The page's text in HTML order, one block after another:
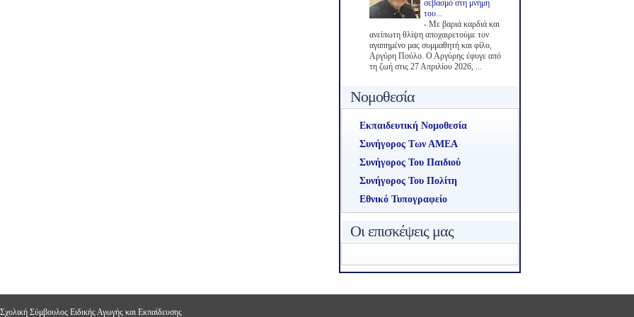
σεβασμό στη μνήμη
του...
- Με βαριά καρδιά και
ανείπωτη θλίψη αποχαιρετούμε τον
αγαπημένο μας συμμαθητή και φίλο,
Αργύρη Πούλο. Ο Αργύρης έφυγε από
τη ζωή στις 27 Απριλίου 2026, ...
Νομοθεσία
Εκπαιδευτική Νομοθεσία
Συνήγορος Των ΑΜΕΑ
Συνήγορος Του Παιδιού
Συνήγορος Του Πολίτη
Εθνικό Τυπογραφείο
Οι επισκέψεις μας
Σύμβουλος Ειδικής Αγωγής και Εκπαίδευσης